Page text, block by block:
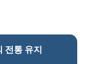
전통 유지